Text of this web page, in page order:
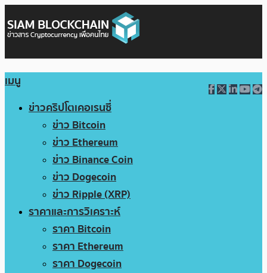
เมนู
ข่าวคริปโตเคอเรนซี่
ข่าว Bitcoin
ข่าว Ethereum
ข่าว Binance Coin
ข่าว Dogecoin
ข่าว Ripple (XRP)
ราคาและการวิเคราะห์
ราคา Bitcoin
ราคา Ethereum
ราคา Dogecoin